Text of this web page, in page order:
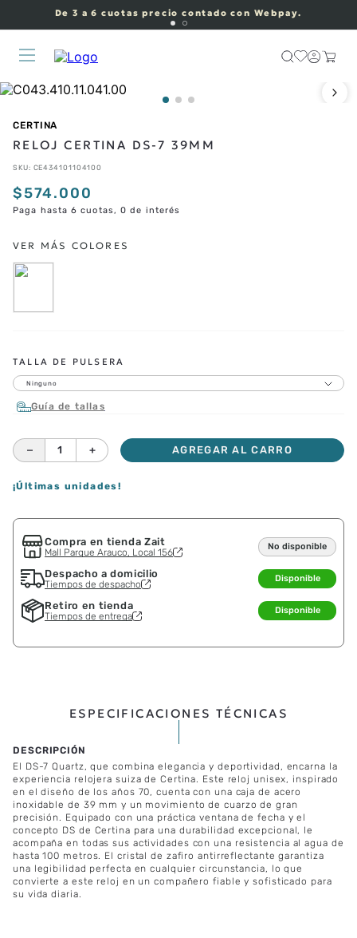
De 3 a 6 cuotas precio contado con Webpay.
CERTINA
RELOJ CERTINA DS-7 39MM
SKU: CE434101104100
$574.000
Paga hasta 6 cuotas, 0 de interés
TALLA DE PULSERA
Ninguno
Guía de tallas
＋
－ AGREGAR AL CARRO
¡Últimas unidades!
Compra en tienda Zait
Mall Parque Arauco, Local 156
No disponible
Despacho a domicilio
Tiempos de despacho
Disponible
Retiro en tienda
Tiempos de entrega
Disponible
ESPECIFICACIONES TÉCNICAS
El DS-7 Quartz, que combina elegancia y deportividad, encarna la
experiencia relojera suiza de Certina. Este reloj unisex, inspirado
en el diseño de los años 70, cuenta con una caja de acero
inoxidable de 39 mm y un movimiento de cuarzo de gran
precisión. Equipado con una práctica ventana de fecha y el
concepto DS de Certina para una durabilidad excepcional, le
acompaña en todas sus actividades con una resistencia al agua de
hasta 100 metros. El cristal de zafiro antirreflectante garantiza
una legibilidad perfecta en cualquier circunstancia, lo que
convierte a este reloj en un compañero fiable y sofisticado para
su vida diaria.